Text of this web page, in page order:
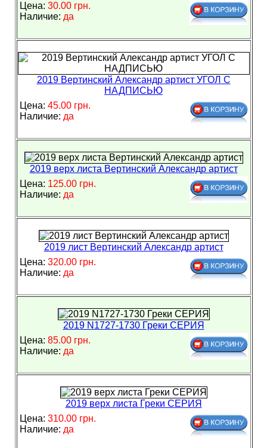
Цена: 30.00 грн.
Наличие: да
2019 Вертинский Александр артист УГОЛ С
НАДПИСЬЮ
Цена: 45.00 грн.
Наличие: да
2019 верх листа Вертинский Александр артист
Цена: 125.00 грн.
Наличие: да
2019 лист Вертинский Александр артист
Цена: 320.00 грн.
Наличие: да
2019 N1727-1730 Греки СЕРИЯ
Цена: 85.00 грн.
Наличие: да
2019 верх листа Греки СЕРИЯ
Цена: 310.00 грн.
Наличие: да